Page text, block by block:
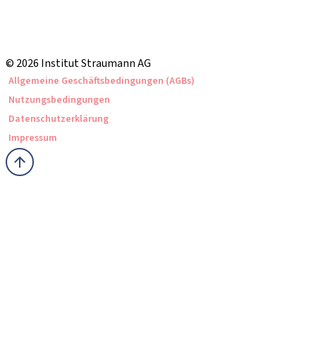
© 2026 Institut Straumann AG
Allgemeine Geschäftsbedingungen (AGBs)
Nutzungsbedingungen
Datenschutzerklärung
Impressum